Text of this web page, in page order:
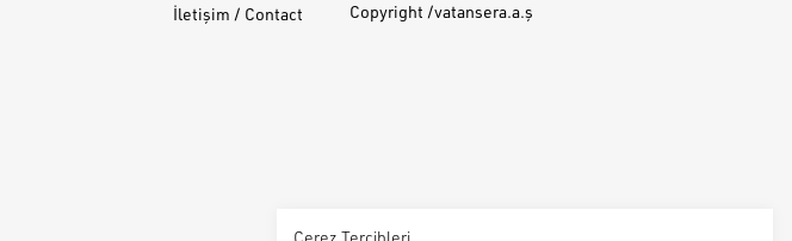
Çerez Tercihleri
İletişim / Contact
Copyright /vatansera.a.ş